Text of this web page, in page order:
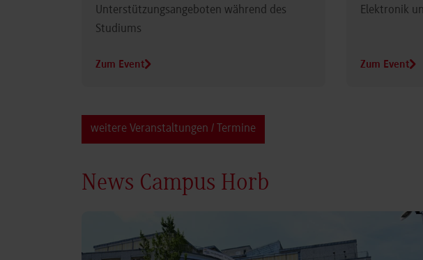
Unterstützungsangeboten während des
Studiums
Zum Event
Elektronik
Zum Event
weitere Veranstaltungen / Termine
News Campus Horb